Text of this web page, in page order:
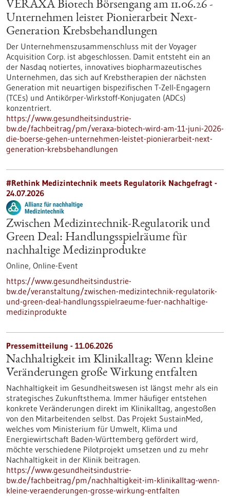
VERAXA Biotech Börsengang am 11.06.26 -
Unternehmen leistet Pionierarbeit Next-
Generation Krebsbehandlungen
Der Unternehmenszusammenschluss mit der Voyager
Acquisition Corp. ist abgeschlossen. Damit entsteht ein an
der Nasdaq notiertes, innovatives biopharmazeutisches
Unternehmen, das sich auf Krebstherapien der nächsten
Generation mit neuartigen bispezifischen T-Zell-Engagern
(TCEs) und Antikörper-Wirkstoff-Konjugaten (ADCs)
konzentriert.
https://www.gesundheitsindustrie-
bw.de/fachbeitrag/pm/veraxa-biotech-wird-am-11-juni-2026-
die-boerse-gehen-unternehmen-leistet-pionierarbeit-next-
generation-krebsbehandlungen
#Rethink Medizintechnik meets Regulatorik Nachgefragt -
24.07.2026
Zwischen Medizintechnik-Regulatorik und
Green Deal: Handlungsspielräume für
nachhaltige Medizinprodukte
Online, Online-Event
https://www.gesundheitsindustrie-
bw.de/veranstaltung/zwischen-medizintechnik-regulatorik-
und-green-deal-handlungsspielraeume-fuer-nachhaltige-
medizinprodukte
Pressemitteilung - 11.06.2026
Nachhaltigkeit im Klinikalltag: Wenn kleine
Veränderungen große Wirkung entfalten
Nachhaltigkeit im Gesundheitswesen ist längst mehr als ein
strategisches Zukunftsthema. Immer häufiger entstehen
konkrete Veränderungen direkt im Klinikalltag, angestoßen
von den Mitarbeitenden selbst. Das Projekt SustainMed,
welches vom Ministerium für Umwelt, Klima und
Energiewirtschaft Baden-Württemberg gefördert wird,
möchte verschiedene Pilotprojekt umsetzen und zu mehr
Nachhaltigkeit in der Klinik beitragen.
https://www.gesundheitsindustrie-
bw.de/fachbeitrag/pm/nachhaltigkeit-im-klinikalltag-wenn-
kleine-veraenderungen-grosse-wirkung-entfalten